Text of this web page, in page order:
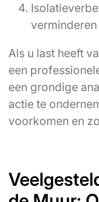
verminderen
Als u last heeft
een
een grondige
actie te
voorkomen en